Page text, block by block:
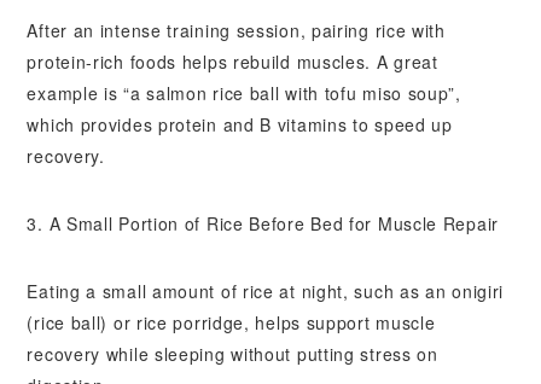
After an intense training session, pairing rice with
protein-rich foods helps rebuild muscles. A great
example is “a salmon rice ball with tofu miso soup”,
which provides protein and B vitamins to speed up
recovery.
3. A Small Portion of Rice Before Bed for Muscle Repair
Eating a small amount of rice at night, such as an onigiri
(rice ball) or rice porridge, helps support muscle
recovery while sleeping without putting stress on